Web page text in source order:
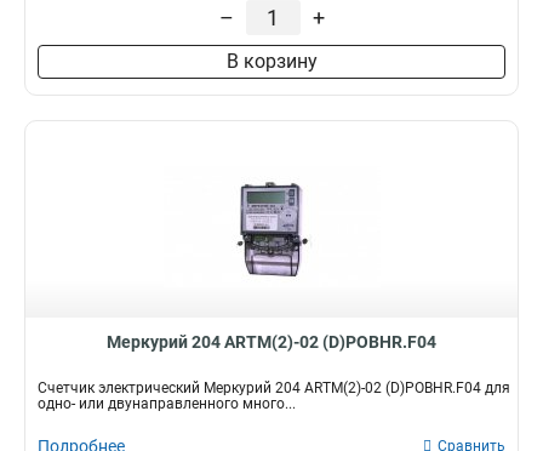
– +
В корзину
Меркурий 204 ARTM(2)-02 (D)POBHR.F04
Счетчик электрический Меркурий 204 ARTM(2)-02 (D)POBHR.F04 для
одно- или двунаправленного много...
Подробнее Сравнить